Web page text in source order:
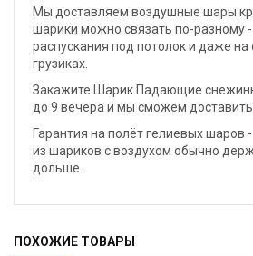
Мы доставляем воздушные шары
шарики можно связать по-разному
распускания под потолок и даже на
грузиках.
Закажите Шарик Падающие
до 9 вечера и мы сможем
Гарантия на полёт гелиевых шаров
из шариков с воздухом обычно
дольше.
ПОХОЖИЕ ТОВАРЫ